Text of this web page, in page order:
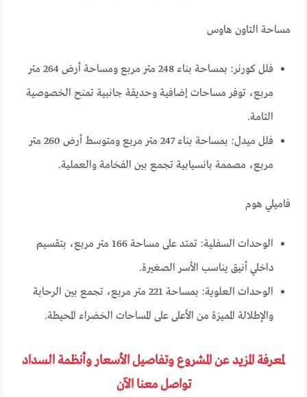
مساحة التاون هاوس
فلل كورنر: بمساحة بناء 248 متر مربع ومساحة أرض 264 متر
مربع، توفر مساحات إضافية وحديقة جانبية تمنح الخصوصية
التامة.
فلل ميدل: بمساحة بناء 247 متر مربع ومتوسط أرض 260 متر
مربع، مصممة بانسيابية تجمع بين الفخامة والعملية.
فاميلي هوم
الوحدات السفلية: تمتد على مساحة 166 متر مربع، بتقسيم
داخلي أنيق يناسب الأسر الصغيرة.
الوحدات العلوية: بمساحة 221 متر مربع، تجمع بين الرحابة
والإطلالة المميزة من الأعلى على المساحات الخضراء المحيطة.
لمعرفة المزيد عن المشروع وتفاصيل الأسعار وأنظمة السداد
تواصل معنا الآن